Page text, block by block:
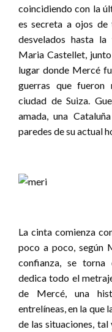
coincidiendo con la
es secreta a ojos de
desvelados hasta
Maria Castellet,
lugar donde Mercé
guerras que fueron
ciudad de Suiza.
amada, una
paredes de su actual
La cinta comienza
poco a poco, según
confianza, se torna
dedica todo el
de Mercé, una
entrelíneas, en la que
de las situaciones,